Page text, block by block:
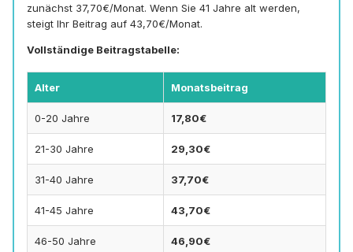
zunächst 37,70€/Monat. Wenn Sie 41 Jahre alt werden,
steigt Ihr Beitrag auf 43,70€/Monat.
Vollständige Beitragstabelle:
Alter Monatsbeitrag
0-20 Jahre 17,80€
21-30 Jahre 29,30€
31-40 Jahre 37,70€
41-45 Jahre 43,70€
46-50 Jahre 46,90€